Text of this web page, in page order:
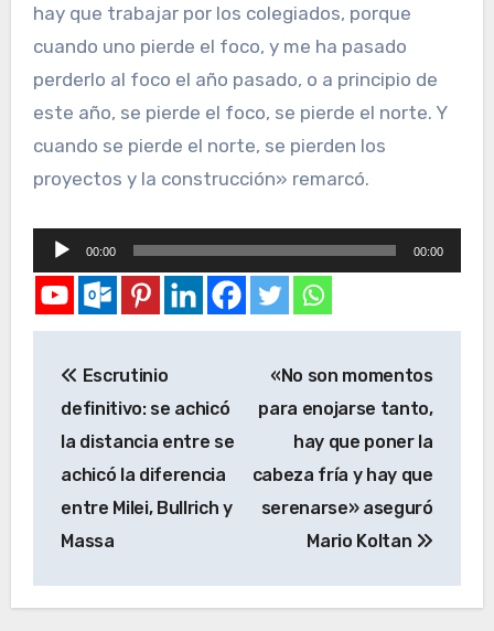
hay que trabajar por los colegiados, porque
cuando uno pierde el foco, y me ha pasado
perderlo al foco el año pasado, o a principio de
este año, se pierde el foco, se pierde el norte. Y
cuando se pierde el norte, se pierden los
proyectos y la construcción» remarcó.
Reproductor
de
audio
00:00 00:00
Escrutinio
definitivo: se achicó
la distancia entre se
achicó la diferencia
entre Milei, Bullrich y
Massa
«No son momentos
para enojarse tanto,
hay que poner la
cabeza fría y hay que
serenarse» aseguró
Mario Koltan